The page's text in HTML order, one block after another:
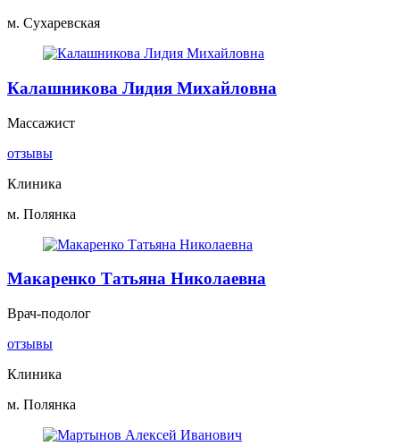
м. Сухаревская
Калашникова Лидия Михайловна
Массажист
отзывы
Клиника
м. Полянка
Макаренко Татьяна Николаевна
Врач-подолог
отзывы
Клиника
м. Полянка